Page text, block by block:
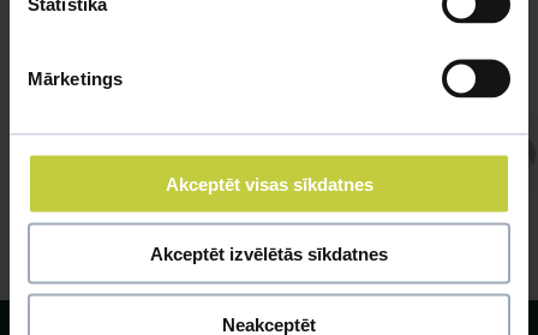
Mārketings
Akceptēt visas sīkdatnes
Akceptēt izvēlētās sīkdatnes
Neakceptēt
Veterinārārsts